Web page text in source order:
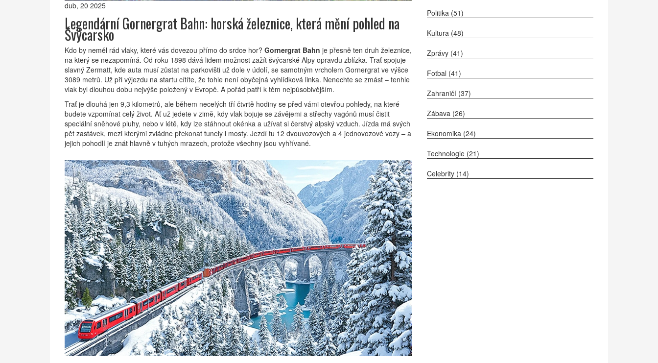
dub, 20 2025
Legendární Gornergrat Bahn: horská železnice, která mění pohled na
Švýcarsko
Kdo by neměl rád vlaky, které vás dovezou přímo do srdce hor? Gornergrat Bahn je přesně ten druh železnice,
na který se nezapomíná. Od roku 1898 dává lidem možnost zažít švýcarské Alpy opravdu zblízka. Trať spojuje
slavný Zermatt, kde auta musí zůstat na parkovišti už dole v údolí, se samotným vrcholem Gornergrat ve výšce
3089 metrů. Už při výjezdu na startu cítíte, že tohle není obyčejná vyhlídková linka. Nenechte se zmást – tenhle
vlak byl dlouhou dobu nejvýše položený v Evropě. A pořád patří k těm nejpůsobivějším.
Trať je dlouhá jen 9,3 kilometrů, ale během necelých tří čtvrtě hodiny se před vámi otevřou pohledy, na které
budete vzpomínat celý život. Ať už jedete v zimě, kdy vlak bojuje se závějemi a střechy vagónů musí čistit
speciální sněhové pluhy, nebo v létě, kdy lze stáhnout okénka a užívat si čerstvý alpský vzduch. Jízda má svých
pět zastávek, mezi kterými zvládne překonat tunely i mosty. Jezdí tu 12 dvouvozových a 4 jednovozové vozy – a
jejich pohodlí je znát hlavně v tuhých mrazech, protože všechny jsou vyhřívané.
Politika (51)
Kultura (48)
Zprávy (41)
Fotbal (41)
Zahraničí (37)
Zábava (26)
Ekonomika (24)
Technologie (21)
Celebrity (14)